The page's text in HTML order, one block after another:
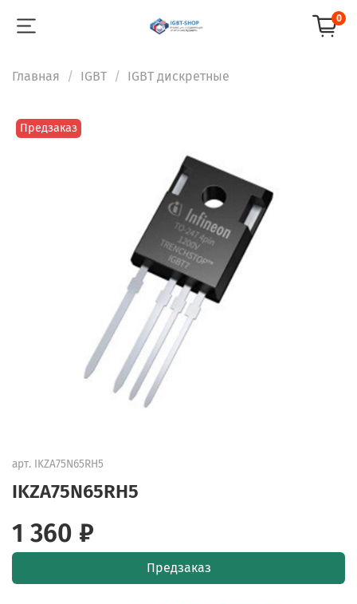
0
Главная IGBT IGBT дискретные
Предзаказ
арт. IKZA75N65RH5
IKZA75N65RH5
1 360 ₽
Предзаказ